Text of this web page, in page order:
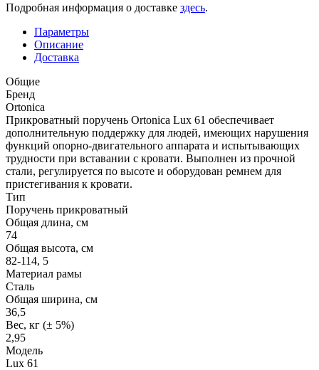
Подробная информация о доставке здесь.
Параметры
Описание
Доставка
Общие
Бренд
Ortonica
Прикроватный поручень Ortonica Lux 61 обеспечивает
дополнительную поддержку для людей, имеющих нарушения
функций опорно-двигательного аппарата и испытывающих
трудности при вставании с кровати. Выполнен из прочной
стали, регулируется по высоте и оборудован ремнем для
пристегивания к кровати.
Тип
Поручень прикроватный
Общая длина, см
74
Общая высота, см
82-114, 5
Материал рамы
Сталь
Общая ширина, см
36,5
Вес, кг (± 5%)
2,95
Модель
Lux 61